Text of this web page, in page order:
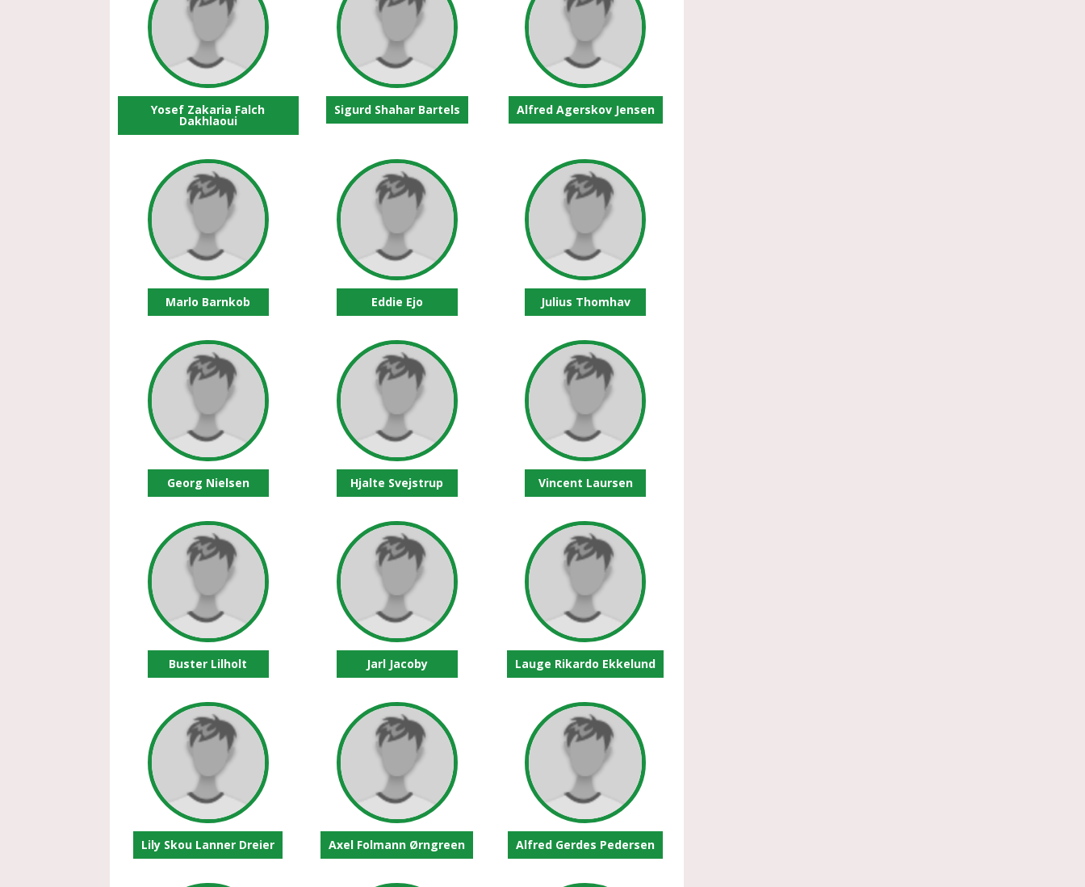
Yosef Zakaria Falch
Dakhlaoui
Sigurd Shahar Bartels Alfred Agerskov Jensen
Marlo Barnkob Eddie Ejo Julius Thomhav
Georg Nielsen Hjalte Svejstrup Vincent Laursen
Buster Lilholt Jarl Jacoby Lauge Rikardo Ekkelund
Lily Skou Lanner Dreier Axel Folmann Ørngreen Alfred Gerdes Pedersen